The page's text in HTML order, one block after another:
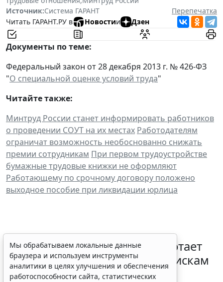
Источник:Система ГАРАНТ
Перепечатка
Читать ГАРАНТ.РУ в
Новостии Дзен
Документы по теме:
Федеральный закон от 28 декабря 2013 г. № 426-ФЗ
"О специальной оценке условий труда"
Читайте также:
Минтруд России станет информировать работников
о проведении СОУТ на их местах Работодателям
ограничат возможность необоснованно снижать
премии сотрудникам При первом трудоустройстве
бумажные трудовые книжки не оформляют
Работающему по срочному договору положено
выходное пособие при ликвидации юрлица
С 1 февраля 2027 года заработает
ГОСТ по психосоциальным рискам
на рабочем месте
Мы обрабатываем локальные данные
браузера и используем инструменты
аналитики в целях улучшения и обеспечения
работоспособности сайта, статистических